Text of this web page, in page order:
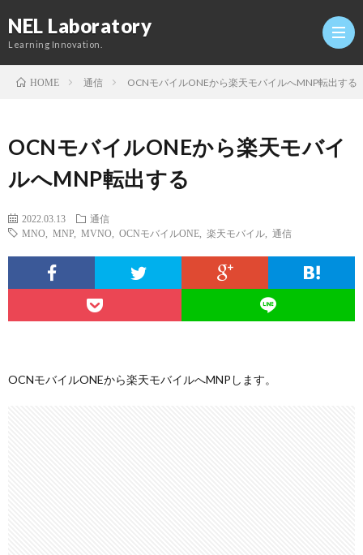
NEL Laboratory
Learning Innovation.
HOME 通信 OCNモバイルONEから楽天モバイルへMNP転出する
OCNモバイルONEから楽天モバイ
ルへMNP転出する
2022.03.13
通信
MNO
MNP MVNO OCNモバイルONE 楽天モバイル 通信
OCNモバイルONEから楽天モバイルへMNPします。